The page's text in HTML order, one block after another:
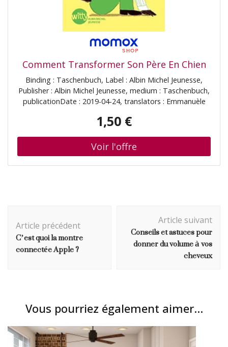
chiens 71 x 29 x 17 mm, 39 g 100 % étanche Éclairage et
son performants
Comment Transformer Son Père En Chien
Binding : Taschenbuch, Label : Albin Michel Jeunesse,
Publisher : Albin Michel Jeunesse, medium : Taschenbuch,
publicationDate : 2019-04-24, translators : Emmanuèle
1,50 €
d'article
Article précédent
C’est quoi la montre
connectée Apple ?
Article suivant
Conseils et astuces pour
donner du volume à vos
cheveux
Vous pourriez également aimer...